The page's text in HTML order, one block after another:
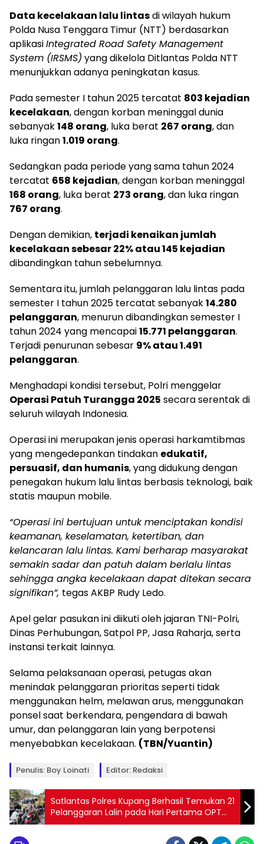
Data kecelakaan lalu lintasdi wilayah hukum
Polda Nusa Tenggara Timur (NTT) berdasarkan
aplikasiIntegrated Road Safety Management
System (IRSMS) yang dikelola Ditlantas Polda NTT
menunjukkan adanya peningkatan kasus.
Pada semester I tahun 2025 tercatat 803 kejadian
kecelakaan, dengan korban meninggal dunia
sebanyak148 orang, luka berat 267 orang, dan
luka ringan1.019 orang.
Sedangkan pada periode yang sama tahun 2024
tercatat 658 kejadian, dengan korban meninggal
168 orang, luka berat 273 orang, dan luka ringan
767 orang.
Dengan demikian, terjadi kenaikan jumlah
kecelakaan sebesar 22% atau 145 kejadian
dibandingkan tahun sebelumnya.
Sementara itu, jumlah pelanggaran lalu lintas pada
semester I tahun 2025 tercatat sebanyak14.280
pelanggaran, menurun dibandingkan semester I
tahun 2024 yang mencapai15.771 pelanggaran.
Terjadi penurunan sebesar 9% atau 1.491
pelanggaran.
Menghadapi kondisi tersebut, Polri menggelar
Operasi Patuh Turangga 2025 secara serentak di
seluruh wilayah Indonesia.
Operasi ini merupakan jenis operasi harkamtibmas
yang mengedepankan tindakan edukatif,
persuasif, dan humanis, yang didukung dengan
penegakan hukum lalu lintas berbasis teknologi, baik
statis maupun mobile.
“Operasi ini bertujuan untuk menciptakan kondisi
keamanan, keselamatan, ketertiban, dan
kelancaran lalu lintas. Kami berharap masyarakat
semakin sadar dan patuh dalam berlalu lintas
sehingga angka kecelakaan dapat ditekan secara
signifikan”, tegas AKBP Rudy Ledo.
Apel gelar pasukan ini diikuti oleh jajaran TNI-Polri,
Dinas Perhubungan, Satpol PP, Jasa Raharja, serta
instansi terkait lainnya.
Selama pelaksanaan operasi, petugas akan
menindak pelanggaran prioritas seperti tidak
menggunakan helm, melawan arus, menggunakan
ponsel saat berkendara, pengendara di bawah
umur, dan pelanggaran lain yang berpotensi
menyebabkan kecelakaan. (TBN/Yuantin)
Penulis: Boy Loinati Editor: Redaksi
Satlantas Polres Kupang Berhasil Temukan 21
Pelanggaran Lalin pada Hari Pertama OPT
2025